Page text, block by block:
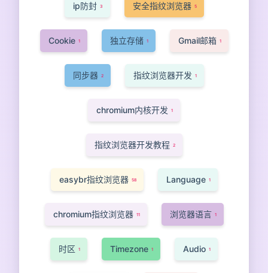
ip防封 3 安全指纹浏览器 5
Cookie 1 独立存储 1 Gmail邮箱 1
同步器 2 指纹浏览器开发 1
chromium内核开发 1
指纹浏览器开发教程 2
easybr指纹浏览器 58 Language 1
chromium指纹浏览器 11 浏览器语言 1
时区 1 Timezone 1 Audio 1